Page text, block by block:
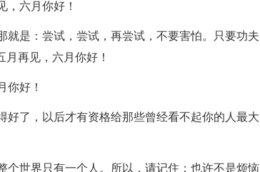
，六月你好！
就是：尝试，尝试，再尝试，不要害怕。只要功夫
再见，六月你好！
你好！
好了，以后才有资格给那些曾经看不起你的人最大
个世界只有一个人。所以，请记住：也许不是烦恼